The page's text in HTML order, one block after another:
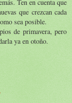
Ten en cuenta que
que crezcan cada
sea posible.
de primavera, pero
ya en otoño.